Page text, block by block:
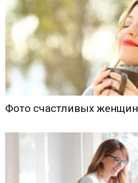
Фото счастливых женщин